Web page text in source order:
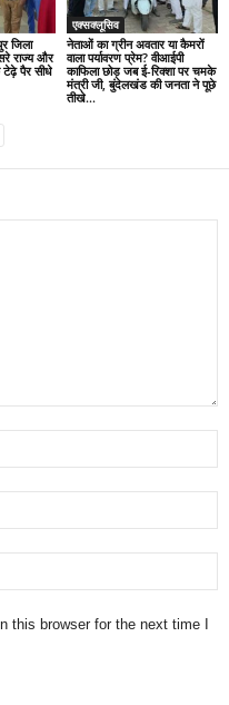
जिला
राज्य और
पैर सीधे
एक्सक्लूसिव
नेताओं का ग्रीन अवतार या कैमरों
वाला पर्यावरण प्रेम? वीआईपी
काफिला छोड़ जब ई-रिक्शा पर चमके
मंत्री जी, बुंदेलखंड की जनता ने पूछे
तीखे...
this browser for the next time I